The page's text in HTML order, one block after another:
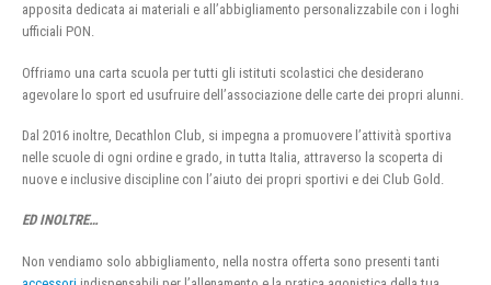
apposita dedicata ai materiali e all’abbigliamento personalizzabile con i loghi
ufficiali PON.
Offriamo una carta scuola per tutti gli istituti scolastici che desiderano
agevolare lo sport ed usufruire dell’associazione delle carte dei propri alunni.
Dal 2016 inoltre, Decathlon Club, si impegna a promuovere l’attività sportiva
nelle scuole di ogni ordine e grado, in tutta Italia, attraverso la scoperta di
nuove e inclusive discipline con l’aiuto dei propri sportivi e dei Club Gold.
ED INOLTRE…
Non vendiamo solo abbigliamento, nella nostra offerta sono presenti tanti